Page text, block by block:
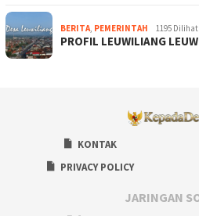
BERITA, PEMERINTAH 1195 Dilihat
PROFIL LEUWILIANG
KONTAK
PRIVACY POLICY
JARINGAN